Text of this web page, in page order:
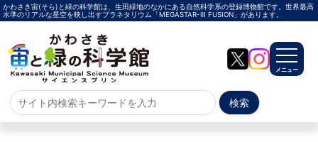
かわさき宙(そら)と緑の科学館は、生田緑地のなかにある自然科学系の登録博物館です。世界最高
水準のリアルな星空を映し出すプラネタリウム「MEGASTAR-Ⅲ FUSION」があります。
メニュー
ホーム